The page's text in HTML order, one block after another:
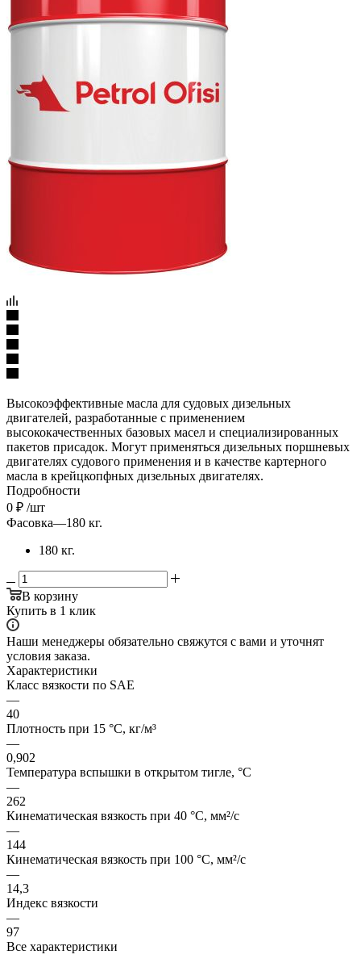
Высокоэффективные масла для судовых дизельных
двигателей, разработанные с применением
высококачественных базовых масел и специализированных
пакетов присадок. Могут применяться дизельных поршневых
двигателях судового применения и в качестве картерного
масла в крейцкопфных дизельных двигателях.
Подробности
0 ₽ /шт
Фасовка—180 кг.
180 кг.
В корзину
Купить в 1 клик
Наши менеджеры обязательно свяжутся с вами и уточнят
условия заказа.
Характеристики
Класс вязкости по SAE
—
40
Плотность при 15 °C, кг/м³
—
0,902
Температура вспышки в открытом тигле, °C
—
262
Кинематическая вязкость при 40 °C, мм²/с
—
144
Кинематическая вязкость при 100 °C, мм²/с
—
14,3
Индекс вязкости
—
97
Все характеристики